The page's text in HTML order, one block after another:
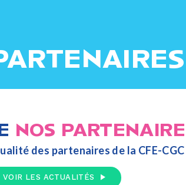
NOS
des partenaires de la CFE-CGC
VOIR LES ACTUALITÉS